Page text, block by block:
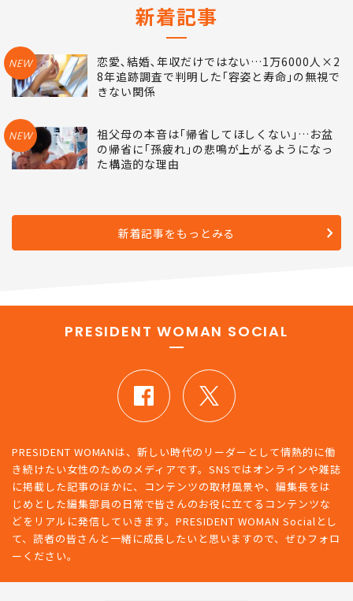
新着記事
NEW
恋愛､結婚､年収だけではない…1万6000人×2
8年追跡調査で判明した｢容姿と寿命｣の無視で
きない関係
NEW
祖父母の本音は｢帰省してほしくない｣…お盆
の帰省に｢孫疲れ｣の悲鳴が上がるようになっ
た構造的な理由
新着記事をもっとみる
PRESIDENT WOMAN SOCIAL
PRESIDENT WOMANは、新しい時代のリーダーとして情熱的に働
き続けたい女性のためのメディアです。SNSではオンラインや雑誌
に掲載した記事のほかに、コンテンツの取材風景や、編集長をは
じめとした編集部員の日常で皆さんのお役に立てるコンテンツな
どをリアルに発信していきます。PRESIDENT WOMAN Socialとし
て、読者の皆さんと一緒に成長したいと思いますので、ぜひフォロ
ーください。